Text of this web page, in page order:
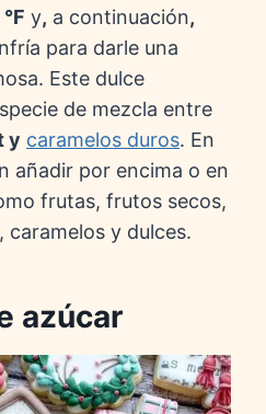
y, a continuación,
para darle una
Este dulce
de mezcla entre
y caramelos duros. En
añadir por encima o en
frutas, frutos secos,
y dulces.
azúcar